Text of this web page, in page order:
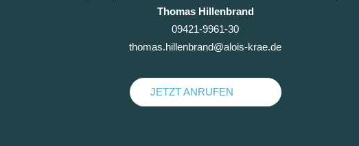
Thomas Hillenbrand
09421-9961-30
thomas.hillenbrand@alois-krae.de
JETZT ANRUFEN